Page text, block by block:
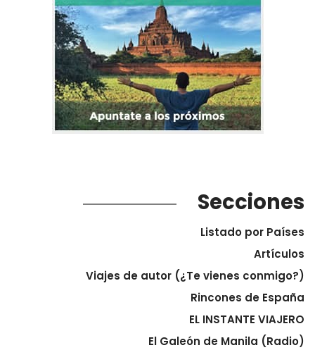
Secciones
Listado por Países
Artículos
Viajes de autor (¿Te vienes conmigo?)
Rincones de España
EL INSTANTE VIAJERO
El Galeón de Manila (Radio)